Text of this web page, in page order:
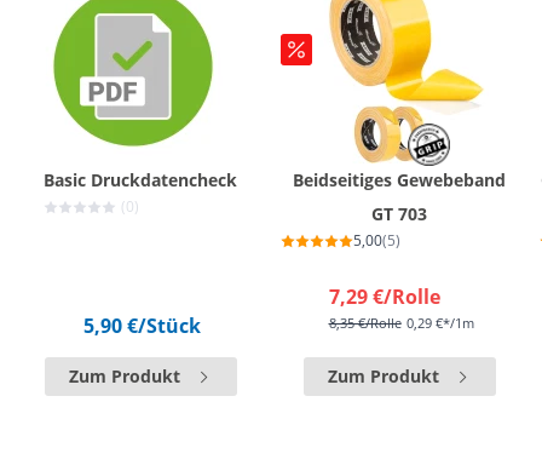
Basic Druckdatencheck
(0)
5,90 €/Stück
Zum Produkt
Beidseitiges Gewebeband
GT 703
5,00(5)
7,29 €/Rolle
8,35 €/Rolle 0,29 €*/1m
Zum Produkt